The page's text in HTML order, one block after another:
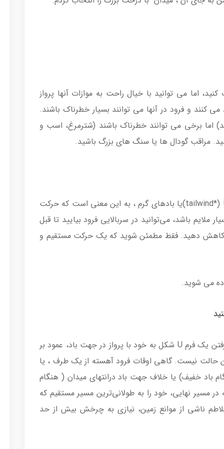
اما می توانید با خیال راحت به موازات آنها پرواز
کنند و فرود در آنها می توانند بسیار خطرناک باشند.
اما برخی می توانند خطرناک باشند (شترمرغ، اسب و
مراقب گودال ها یا سنگ های بزرگ باشید.
شیب میدان ،هنگام وزش بادهای همسو با شما (*tailwind)یا بادهای گرم ، به این معنی است که حرکت
ملایم باشد، می‌توانید در سربالایی فرود بیایید تا قبل
کاهش دهید. فقط مطمئن شوید که یک حرکت مستقیم و
می شوید.
فرود در حالت Aircraft approach (به معنای گرفتن یک فرم U شکل به خود با پرواز در جهت باد، عمود بر
نیست. گاهی اوقات فرود آهسته از یک طرف ، یا
خفیف) یا خلاف جهت باد درانتهای میدان ( هنگام
مسیر نهایی، خود را به طولانی‌ترین مسیر مستقیم که
تلاطم ناشی از موانع زمین، نیازی به چرخش بیش از حد